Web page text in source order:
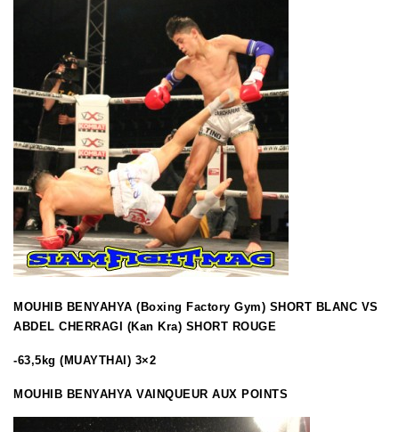
MOUHIB BENYAHYA (Boxing Factory Gym) SHORT BLANC VS
ABDEL CHERRAGI (Kan Kra) SHORT ROUGE
-63,5kg (MUAYTHAI) 3×2
MOUHIB BENYAHYA VAINQUEUR AUX POINTS